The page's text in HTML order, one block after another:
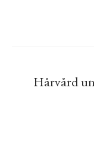
Hårvård